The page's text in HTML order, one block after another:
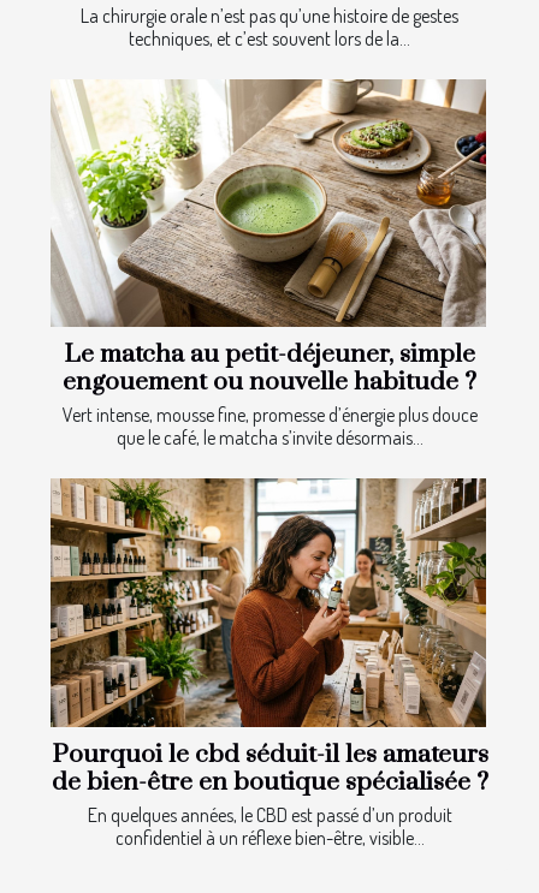
La chirurgie orale n’est pas qu’une histoire de gestes
techniques, et c’est souvent lors de la...
Le matcha au petit-déjeuner, simple
engouement ou nouvelle habitude ?
Vert intense, mousse fine, promesse d’énergie plus douce
que le café, le matcha s’invite désormais...
Pourquoi le cbd séduit-il les amateurs
de bien-être en boutique spécialisée ?
En quelques années, le CBD est passé d’un produit
confidentiel à un réflexe bien-être, visible...